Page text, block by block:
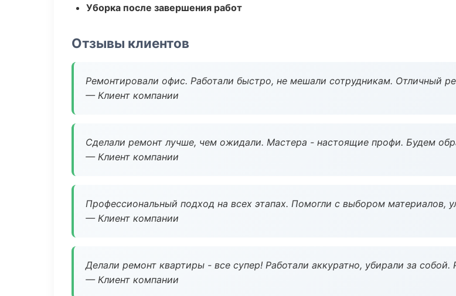
Уборка после завершения работ
Отзывы клиентов
Ремонтировали офис. Работали быстро, не мешали сотрудникам. Отличный
— Клиент компании
Сделали ремонт лучше, чем ожидали. Мастера - настоящие профи. Будем
— Клиент компании
Профессиональный подход на всех этапах. Помогли с выбором материалов,
— Клиент компании
Делали ремонт квартиры - все супер! Работали аккуратно, убирали за собой.
— Клиент компании